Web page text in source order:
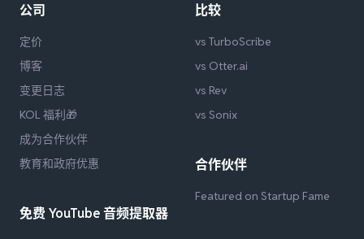
公司
定价
博客
变更日志
KOL 福利🎁
成为合作伙伴
教育和政府优惠
免费 YouTube 音频提取器
比较
vs TurboScribe
vs Otter.ai
vs Rev
vs Sonix
合作伙伴
Featured on Startup Fame